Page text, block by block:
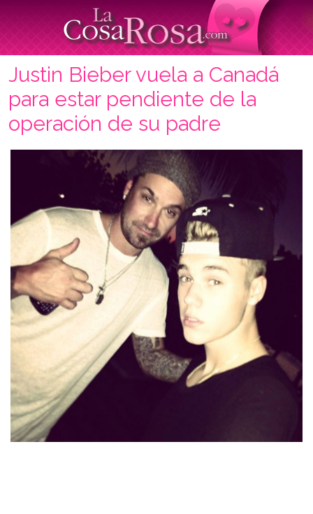
Justin Bieber vuela a Canadá
para estar pendiente de la
operación de su padre